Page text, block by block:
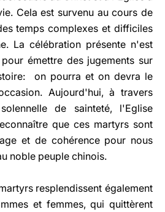
Cela est survenu au cours de
temps complexes et difficiles
La célébration présente n'est
émettre des jugements sur
on pourra et on devra le
Aujourd'hui, à travers
de sainteté, l'Eglise
que ces martyrs sont
et de cohérence pour nous
noble peuple chinois.
resplendissent également
et femmes, qui quittèrent